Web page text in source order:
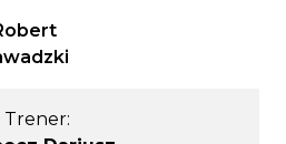
Trener: